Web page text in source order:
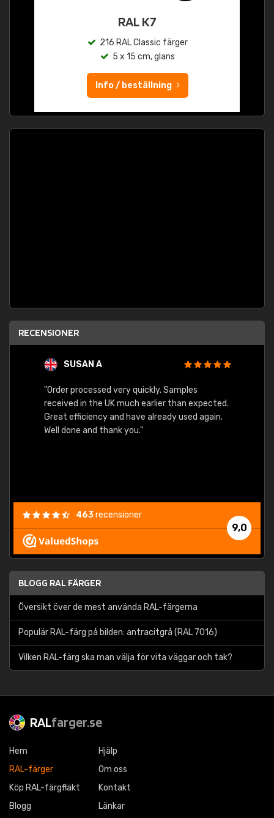
RAL K7
216 RAL Classic färger
5 x 15 cm, glans
Info / beställning
RECENSIONER
SUSAN A
"Order processed very quickly. Samples
received in the UK much earlier than expected.
Great efficiency and have already used again.
Well done and thank you."
9,0
463recensioner
BLOGG RAL FÄRGER
Översikt över de mest använda RAL-färgerna
Populär RAL-färg på bilden: antracitgrå (RAL 7016)
Vilken RAL-färg ska man välja för vita väggar och tak?
RALfarger.se
Hem
RAL-färger
Köp RAL-färgfläkt
Blogg
Hjälp
Om oss
Kontakt
Länkar